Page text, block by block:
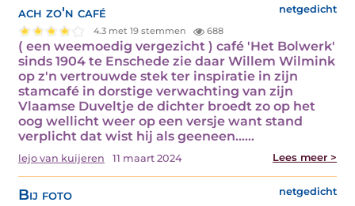
ach zo'n café netgedicht
4.3 met 19 stemmen 688
( een weemoedig vergezicht ) café 'Het Bolwerk'
sinds 1904 te Enschede zie daar Willem Wilmink
op z'n vertrouwde stek ter inspiratie in zijn
stamcafé in dorstige verwachting van zijn
Vlaamse Duveltje de dichter broedt zo op het
oog wellicht weer op een versje want stand
verplicht dat wist hij als geeneen...…
lejo van kuijeren 11 maart 2024 Lees meer >
Bij foto netgedicht